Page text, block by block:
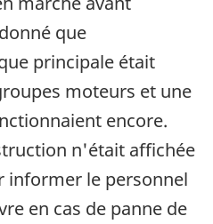
que
principale était
moteurs et une
encore.
n'était affichée
informer le personnel
en cas de panne de